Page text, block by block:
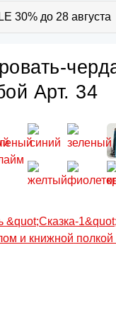
30% до 28 августа
Арт. 34